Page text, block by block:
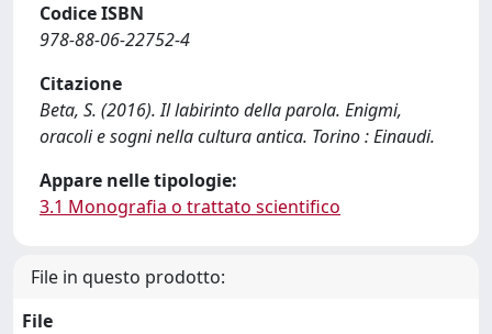
Codice ISBN
978-88-06-22752-4
Citazione
Beta, S. (2016). Il labirinto della parola. Enigmi,
oracoli e sogni nella cultura antica. Torino : Einaudi.
Appare nelle tipologie:
3.1 Monografia o trattato scientifico
File in questo prodotto:
File